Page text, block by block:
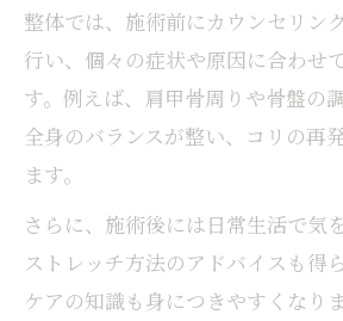
整体では、施術前にカウンセリン
行い、個々の症状や原因に合わせ
す。例えば、肩甲骨周りや骨盤の
全身のバランスが整い、コリの再
ます。
さらに、施術後には日常生活で気
ストレッチ方法のアドバイスも得
ケアの知識も身につきやすくなり